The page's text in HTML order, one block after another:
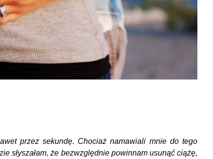
przez sekundę. Chociaż namawiali mnie do tego
słyszałam, że bezwzględnie powinnam usunąć ciążę,